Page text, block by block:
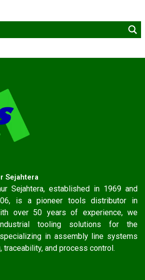
Sejahtera
Sejahtera, established in 1969 and
is a pioneer tools distributor in
over 50 years of experience, we
tooling solutions for the
in assembly line systems
traceability, and process control.